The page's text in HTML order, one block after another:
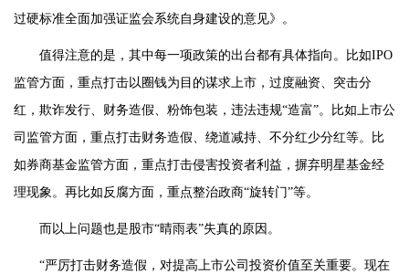
过硬标准全面加强证监会系统自身建设的意见》。
值得注意的是，其中每一项政策的出台都有具体指向。比如IPO
监管方面，重点打击以圈钱为目的谋求上市，过度融资、突击分
红，欺诈发行、财务造假、粉饰包装，违法违规“造富”。比如上市公
司监管方面，重点打击财务造假、绕道减持、不分红少分红等。比
如券商基金监管方面，重点打击侵害投资者利益，摒弃明星基金经
理现象。再比如反腐方面，重点整治政商“旋转门”等。
而以上问题也是股市“晴雨表”失真的原因。
“严厉打击财务造假，对提高上市公司投资价值至关重要。现在